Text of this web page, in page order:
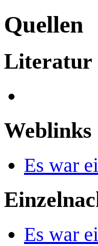
Quellen
Literatur
Weblinks
Es war
Es war